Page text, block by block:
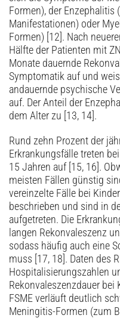
Formen), der Enzephalitis
Manifestationen) oder
Formen) [12]. Nach
Hälfte der Patienten mit
Monate dauernde
Symptomatik auf und
andauernde psychische
auf. Der Anteil der
dem Alter zu [13, 14].
Rund zehn Prozent der
Erkrankungsfälle treten
15 Jahren auf [15, 16].
meisten Fällen günstig
vereinzelte Fälle bei
beschrieben und sind in
aufgetreten. Die
langen Rekonvaleszenz
sodass häufig auch eine
muss [17, 18]. Daten des
Hospitalisierungszahlen
Rekonvaleszenzdauer bei
FSME verläuft deutlich
Meningitis-Formen (zum